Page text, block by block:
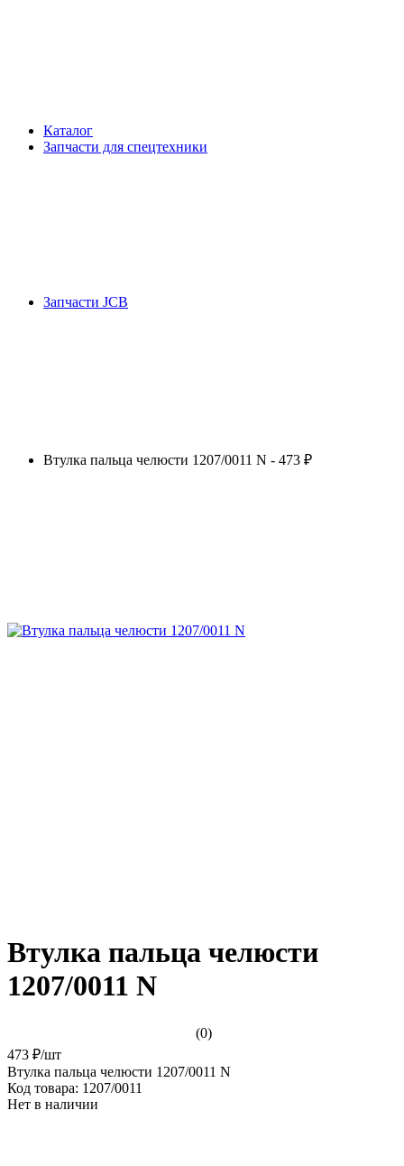
Каталог
Запчасти для спецтехники
Запчасти JCB
Втулка пальца челюсти 1207/0011 N - 473 ₽
Втулка пальца челюсти
1207/0011 N
(0)
473 ₽/шт
Втулка пальца челюсти 1207/0011 N
Код товара: 1207/0011
Нет в наличии